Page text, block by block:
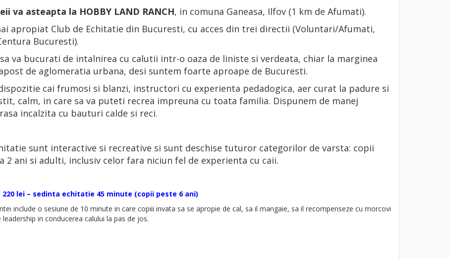
va asteapta la HOBBY LAND RANCH, in comuna Ganeasa, Ilfov (1 km de Afumati).
apropiat Club de Echitatie din Bucuresti, cu acces din trei directii (Voluntari/Afumati,
Bucuresti).
va bucurati de intalnirea cu calutii intr-o oaza de liniste si verdeata, chiar la marginea
de aglomeratia urbana, desi suntem foarte aproape de Bucuresti.
cai frumosi si blanzi, instructori cu experienta pedadogica, aer curat la padure si
calm, in care sa va puteti recrea impreuna cu toata familia. Dispunem de manej
incalzita cu bauturi calde si reci.
sunt interactive si recreative si sunt deschise tuturor categorilor de varsta: copii
2 ani si adulti, inclusiv celor fara niciun fel de experienta cu caii.
220 lei – sedinta echitatie 45 minute (copii peste 6 ani)
include o sesiune de 10 minute in care copiii invata sa se apropie de cal, sa il mangaie, sa il recompenseze cu morcovi
leadership in conducerea calului la pas de jos.